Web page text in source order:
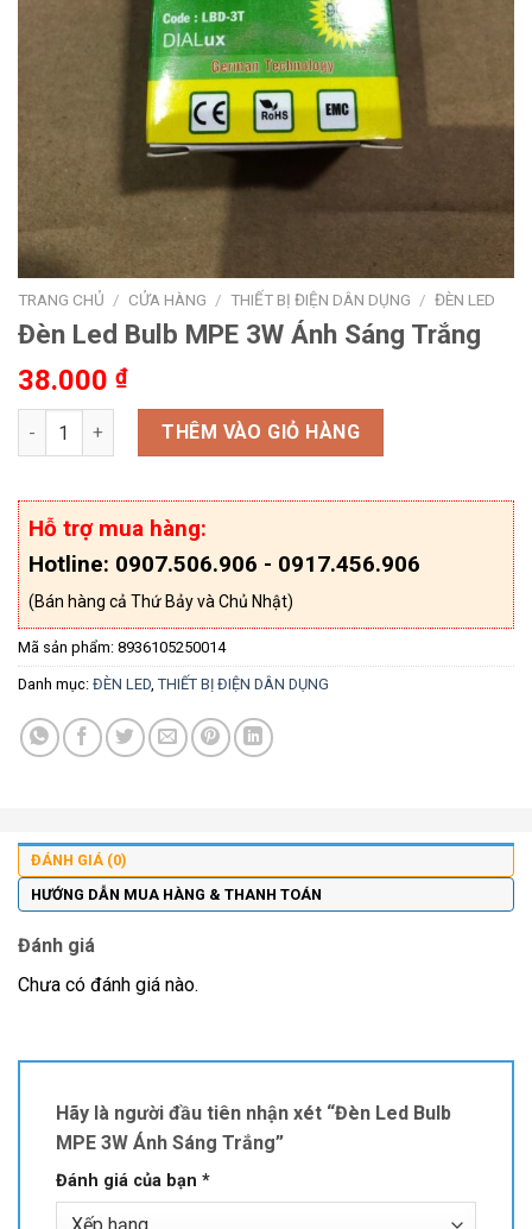
TRANG CHỦ / CỬA HÀNG / THIẾT BỊ ĐIỆN DÂN DỤNG / ĐÈN LED
Đèn Led Bulb MPE 3W Ánh Sáng Trắng
38.000 ₫
Đèn Led Bulb MPE 3W Ánh Sáng Trắng số lượng
THÊM VÀO GIỎ HÀNG
Hỗ trợ mua hàng:
Hotline: 0907.506.906 - 0917.456.906
(Bán hàng cả Thứ Bảy và Chủ Nhật)
Mã sản phẩm: 8936105250014
Danh mục: ĐÈN LED, THIẾT BỊ ĐIỆN DÂN DỤNG
ĐÁNH GIÁ (0)
HƯỚNG DẪN MUA HÀNG & THANH TOÁN
Đánh giá
Chưa có đánh giá nào.
Hãy là người đầu tiên nhận xét “Đèn Led Bulb
MPE 3W Ánh Sáng Trắng”
Đánh giá của bạn *